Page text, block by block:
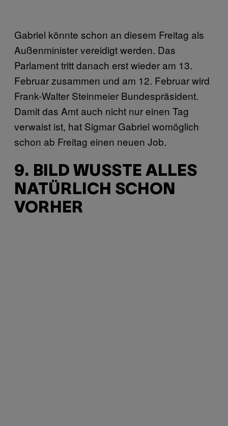
Gabriel könnte schon an diesem Freitag als
Außenminister vereidigt werden. Das
Parlament tritt danach erst wieder am 13.
Februar zusammen und am 12. Februar wird
Frank-Walter Steinmeier Bundespräsident.
Damit das Amt auch nicht nur einen Tag
verwaist ist, hat Sigmar Gabriel womöglich
schon ab Freitag einen neuen Job.
9. BILD WUSSTE ALLES
NATÜRLICH SCHON
VORHER